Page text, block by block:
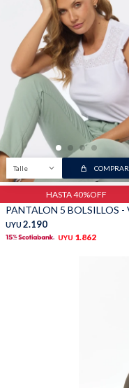
Talle COMPRAR
HASTA 40%OFF
UYU 2.190
UYU 1.862